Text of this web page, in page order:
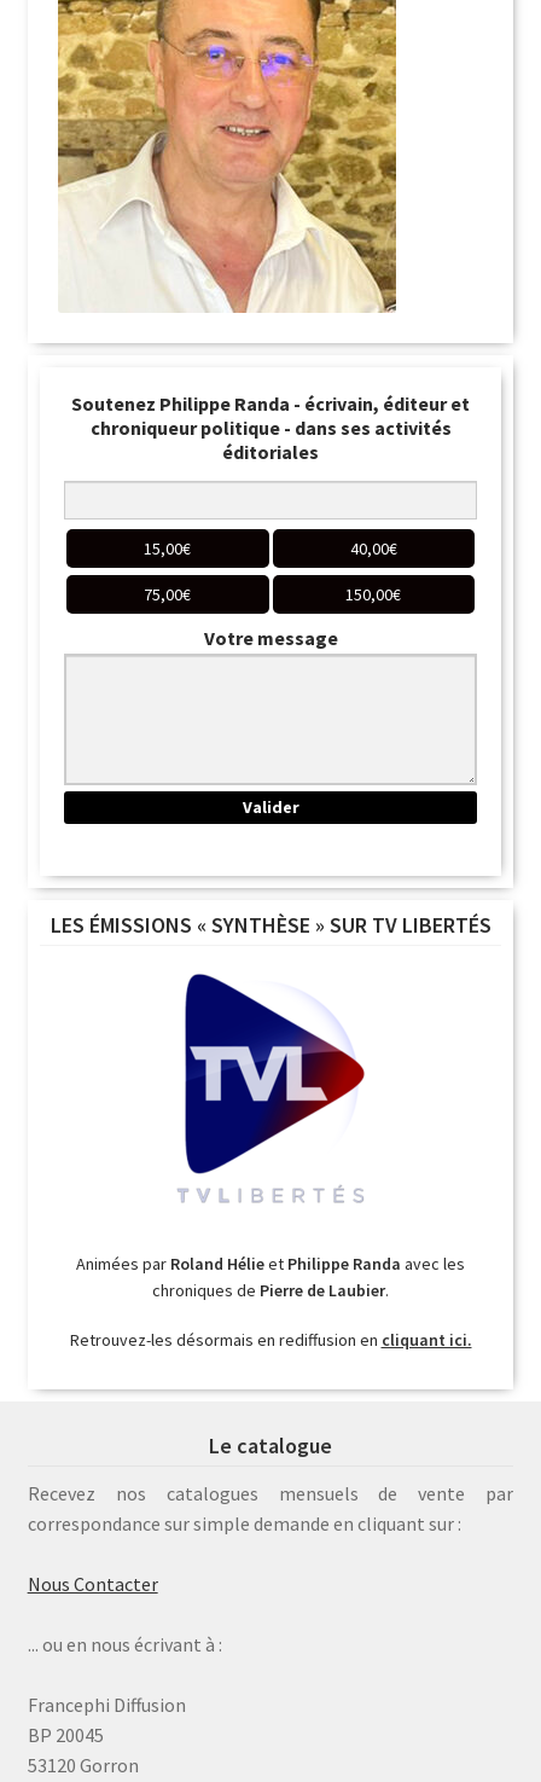
Soutenez Philippe Randa - écrivain, éditeur et
chroniqueur politique - dans ses activités
éditoriales
15,00€ 40,00€
75,00€ 150,00€
Votre message
LES ÉMISSIONS « SYNTHÈSE » SUR TV LIBERTÉS
Animées par Roland Hélieet Philippe Randa avec les
chroniques de Pierre de Laubier.
Retrouvez-les désormais en rediffusion en cliquant ici.
Le catalogue
Recevez nos catalogues mensuels de vente par
correspondance sur simple demande en cliquant sur :
Nous Contacter
... ou en nous écrivant à :
Francephi Diffusion
BP 20045
53120 Gorron